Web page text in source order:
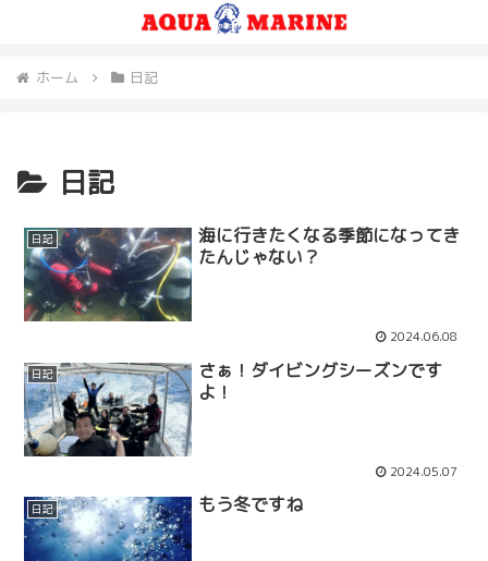
ホーム 日記
日記
日記
海に行きたくなる季節になってき
たんじゃない？
2024.06.08
日記
さぁ！ダイビングシーズンです
よ！
2024.05.07
日記 もう冬ですね